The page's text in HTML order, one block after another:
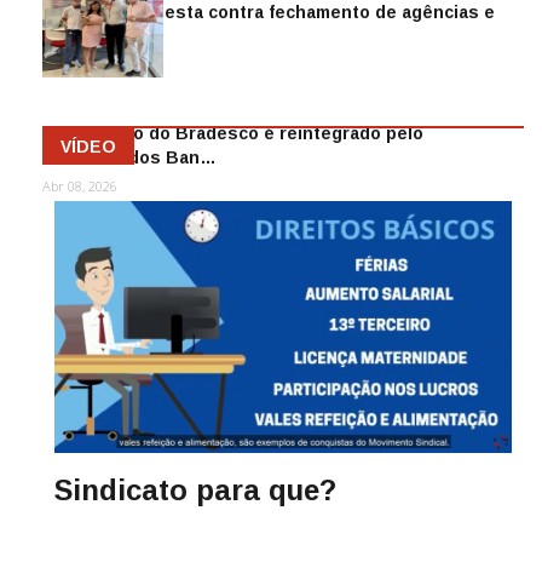
Sindicato protesta contra fechamento de agências e
as demiss…
Mai 13, 2026
Funcionário do Bradesco é reintegrado pelo
Sindicato dos Ban…
Abr 08, 2026
VÍDEO
Sindicato para que?